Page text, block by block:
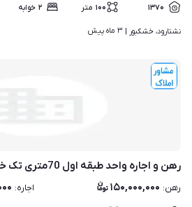
۱۳۷۰ ۱۰۰ متر ۲ خوابه
نشتارود، خشکبور | ۳ ماه پیش
رهن و اجاره واحد طبقه اول 70متری تک خوابه حومه نشتارود
رهن: ۱۵۰,۰۰۰,۰۰۰ اجاره: